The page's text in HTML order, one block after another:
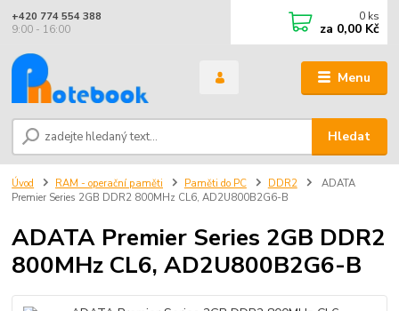
Menu
Hledat
+420 774 554 388
9:00 - 16:00
0 ks
za 0,00 Kč
Úvod RAM - operační paměti Paměti do PC DDR2
ADATA
Premier Series 2GB DDR2 800MHz CL6, AD2U800B2G6-B
ADATA Premier Series 2GB DDR2
800MHz CL6, AD2U800B2G6-B